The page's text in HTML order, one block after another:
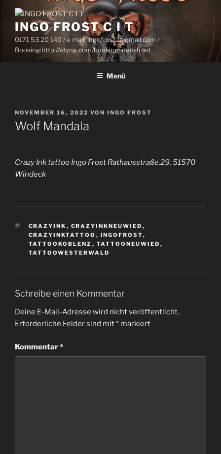
Inhalt
springenINGO FROST C I T
0171 53 20 140 / e mail: ingofrost2@gmail.com /
Booking:http://styng.com/booking/ingo-frost
Menü
VERÖFFENTLICHT
AM
NOVEMBER 16, 2022 VON INGO FROST
Wolf Mandala
Crazy Ink tattoo Ingo Frost Rathausstraße.29, 51570
Windeck
SCHLAGWÖRTER
CRAZYINK , CRAZYINKNEUWIED ,
CRAZYINKTATTOO , INGOFROST,
TATTOOKOBLENZ , TATTOONEUWIED ,
TATTOOWESTERWALD
Schreibe einen Kommentar
Deine E-Mail-Adresse wird nicht veröffentlicht.
Erforderliche Felder sind mit* markiert
Kommentar*